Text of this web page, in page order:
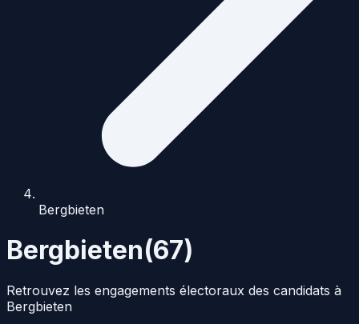
Bergbieten
Bergbieten(67)
Retrouvez les engagements électoraux des candidats à
Bergbieten